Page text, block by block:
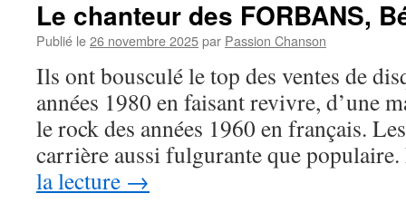
Le chanteur des FORBANS,
Publié le26 novembre 2025par Passion Chanson
Ils ont bousculé le top des ventes de
années 1980 en faisant revivre, d’une
le rock des années 1960 en français.
carrière aussi fulgurante que
la lecture →